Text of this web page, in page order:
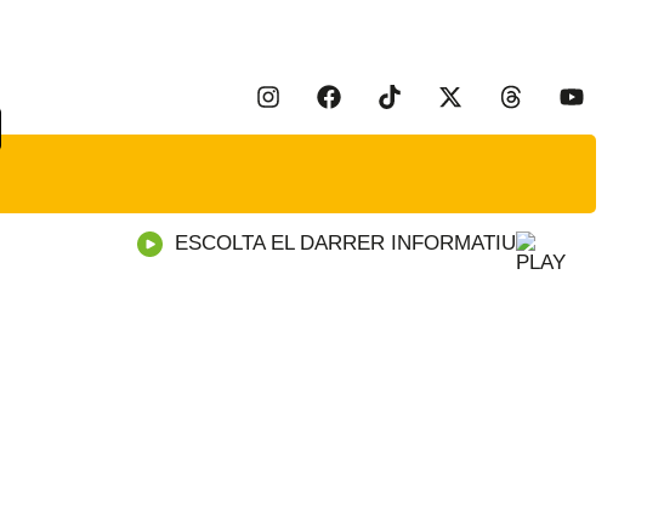
ESCOLTA EL DARRER INFORMATIU